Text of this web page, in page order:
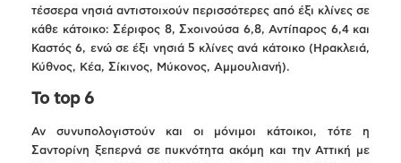
τέσσερα νησιά αντιστοιχούν περισσότερες από έξι κλίνες σε
κάθε κάτοικο: Σέριφος 8, Σχοινούσα 6,8, Αντίπαρος 6,4 και
Καστός 6, ενώ σε έξι νησιά 5 κλίνες ανά κάτοικο (Ηρακλειά,
Κύθνος, Κέα, Σίκινος, Μύκονος, Αμμουλιανή).
Το tοp 6
Αν συνυπολογιστούν και οι μόνιμοι κάτοικοι, τότε η
Σαντορίνη ξεπερνά σε πυκνότητα ακόμη και την Αττική με